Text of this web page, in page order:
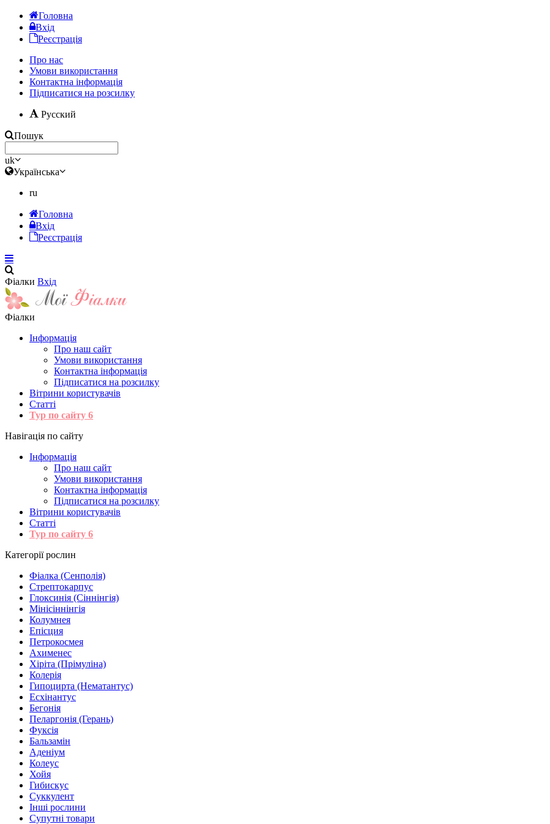
Головна
Вхід
Реєстрація
Про нас
Умови використання
Контактна інформація
Підписатися на розсилку
Русский
Пошук
uk
Українська
ru
Головна
Вхід
Реєстрація
Фіалки Вхід
Фіалки
Інформація
Про наш сайт
Умови використання
Контактна інформація
Підписатися на розсилку
Вітрини користувачів
Статті
Тур по сайту 6
Навігація по сайту
Інформація
Про наш сайт
Умови використання
Контактна інформація
Підписатися на розсилку
Вітрини користувачів
Статті
Тур по сайту 6
Категорії рослин
Фіалка (Сенполія)
Стрептокарпус
Глоксинія (Сіннінгія)
Мінісіннінгія
Колумнея
Епісция
Петрокосмея
Ахименес
Хіріта (Прімуліна)
Колерія
Гипоцирта (Нематантус)
Есхінантус
Бегонія
Пеларгонія (Герань)
Фуксія
Бальзамін
Аденіум
Колеус
Хойя
Гибискус
Суккулент
Інші рослини
Супутні товари